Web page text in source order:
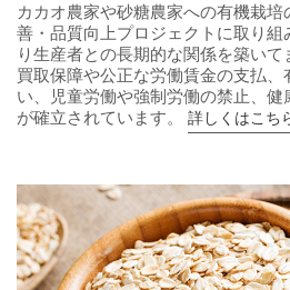
カカオ農家や砂糖農家への有機栽
善・品質向上プロジェクトに取り組
り生産者との長期的な関係を築い
買取保障や公正な労働賃金の支払
い、児童労働や強制労働の禁止、
が確立されています。 詳しくはこち